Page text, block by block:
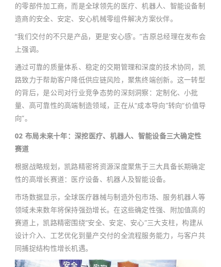
的零部件加工商，而是全球领先的医疗、机器人、智能设备制
造商的安全、安定、安心机械零组件解决方案伙伴。
“我们交付的不只是产品，更是‘安心感’。”吉原总经理在发布会
上强调。
通过可靠的质量体系、稳定的交期管理和深度的技术协同，凯
路致力于帮助客户降低供应链风险，聚焦终端创新。这一转型
的背后，是公司对行业竞争态势的深刻洞察：定制化、小批
量、高可靠性的高端制造领域，正在从“成本导向”转向“价值导
向”。
02 布局未来十年：深挖医疗、机器人、智能设备三大确定性
赛道
根据战略规划，凯路精密将资源深度聚焦于三大具备长期确定
性的高增长赛道：医疗设备、机器人及智能设备。
市场数据显示，全球医疗器械与制造外包市场、服务机器人等
领域未来数年将保持强劲增长。在这些确定性强、附加值高的
赛道上，凯路精密围绕“安全、安定、安心”三大支柱，构建从
设计介入、工艺优化到量产交付的全流程服务能力，与客户共
同捕捉结构性增长机遇。